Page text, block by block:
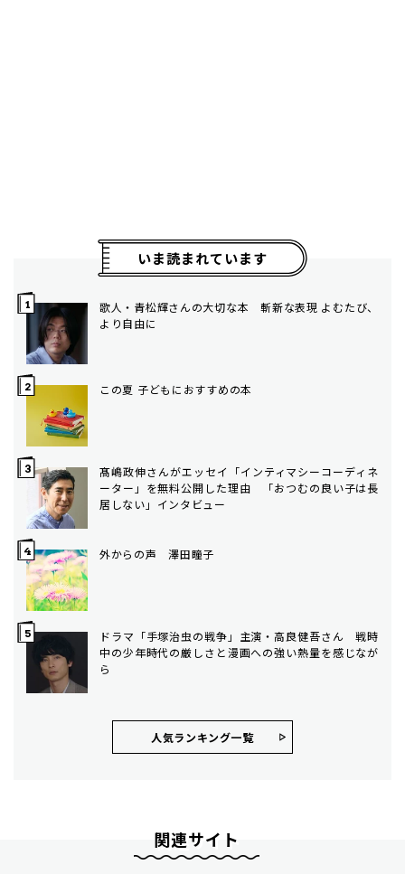
いま読まれています
歌人・青松輝さんの大切な本 斬新な表現 よむたび、
より自由に
この夏 子どもにおすすめの本
髙嶋政伸さんがエッセイ「インティマシーコーディネ
ーター」を無料公開した理由 「おつむの良い子は長
居しない」インタビュー
外からの声 澤田瞳子
ドラマ「手塚治虫の戦争」主演・高良健吾さん 戦時
中の少年時代の厳しさと漫画への強い熱量を感じなが
ら
人気ランキング⼀覧
関連サイト